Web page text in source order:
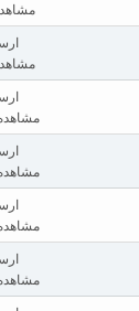
مشاهده:
مشاهده:
مشاهده:
مشاهده:
مشاهده:
مشاهده: